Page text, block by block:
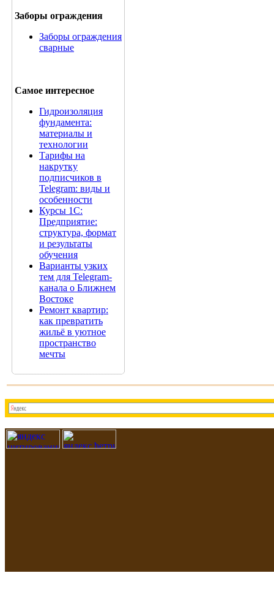
Заборы ограждения
Заборы ограждения
сварные
Самое интересное
Гидроизоляция
фундамента:
материалы и
технологии
Тарифы на
накрутку
подписчиков в
Telegram: виды и
особенности
Курсы 1С:
Предприятие:
структура, формат
и результаты
обучения
Варианты узких
тем для Telegram-
канала о Ближнем
Востоке
Ремонт квартир:
как превратить
жильё в уютное
пространство
мечты